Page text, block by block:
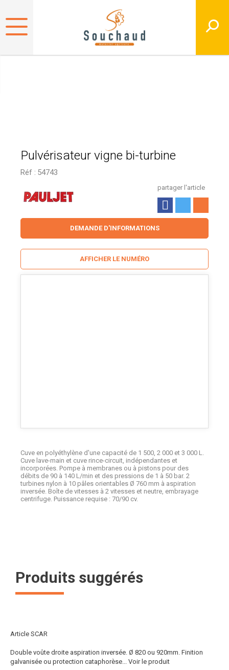
Pulvérisateur vigne bi-turbine
Réf : 54743
partager l'article
Cuve en polyéthylène d'une capacité de 1 500, 2 000 et 3 000 L.
Cuve lave-main et cuve rince-circuit, indépendantes et
incorporées. Pompe à membranes ou à pistons pour des
débits de 90 à 140 L/min et des pressions de 1 à 50 bar. 2
turbines nylon à 10 pâles orientables Ø 760 mm à aspiration
inversée. Boîte de vitesses à 2 vitesses et neutre, embrayage
centrifuge. Puissance requise : 70/90 cv.
DEMANDE D'INFORMATIONS
AFFICHER LE NUMÉRO
Produits suggérés
Article SCAR
Double voûte droite aspiration inversée. Ø 820 ou 920mm. Finition
galvanisée ou protection cataphorèse...
Voir le produit